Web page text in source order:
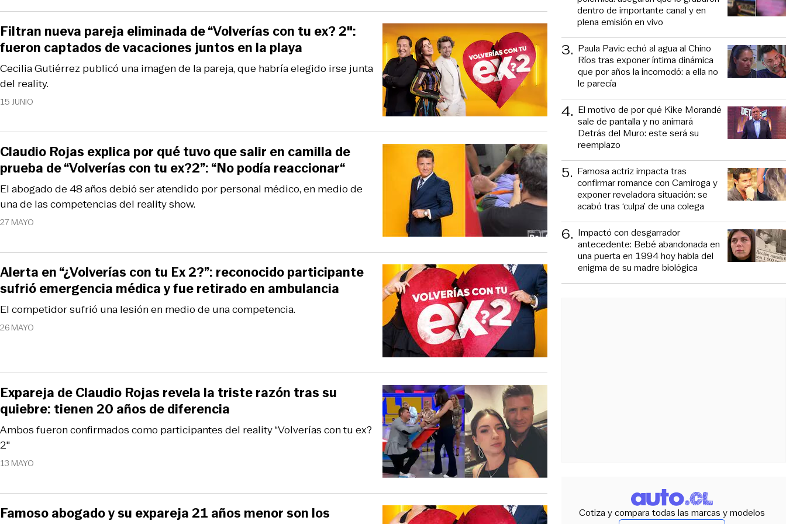
15 JUNIO
Cecilia Gutiérrez publicó una imagen de la pareja, que habría elegido irse junta
del reality.
Filtran nueva pareja eliminada de “Volverías con tu ex? 2″:
fueron captados de vacaciones juntos en la playa
27 MAYO
El abogado de 48 años debió ser atendido por personal médico, en medio de
una de las competencias del reality show.
Claudio Rojas explica por qué tuvo que salir en camilla de
prueba de “Volverías con tu ex?2”: “No podía reaccionar“
26 MAYO
El competidor sufrió una lesión en medio de una competencia.
Alerta en “¿Volverías con tu Ex 2?”: reconocido participante
sufrió emergencia médica y fue retirado en ambulancia
13 MAYO
Ambos fueron confirmados como participantes del reality “Volverías con tu ex?
2″
Expareja de Claudio Rojas revela la triste razón tras su
quiebre: tienen 20 años de diferencia
Famoso abogado y su expareja 21 años menor son los
dentro de importante canal y en
plena emisión en vivo
3. Paula Pavic echó al agua al Chino
Ríos tras exponer íntima dinámica
que por años la incomodó: a ella no
le parecía
4. El motivo de por qué Kike Morandé
sale de pantalla y no animará
Detrás del Muro: este será su
reemplazo
5. Famosa actriz impacta tras
confirmar romance con Camiroga y
exponer reveladora situación: se
acabó tras ‘culpa’ de una colega
6. Impactó con desgarrador
antecedente: Bebé abandonada en
una puerta en 1994 hoy habla del
enigma de su madre biológica
Cotiza y compara todas las marcas y modelos